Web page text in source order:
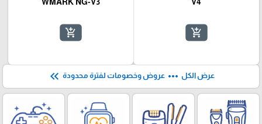
add_shopping_cart
add_shopping_cart
عرض الكل more_horiz عروض وخصومات لفترة محدودة keyboard_double_arrow_left